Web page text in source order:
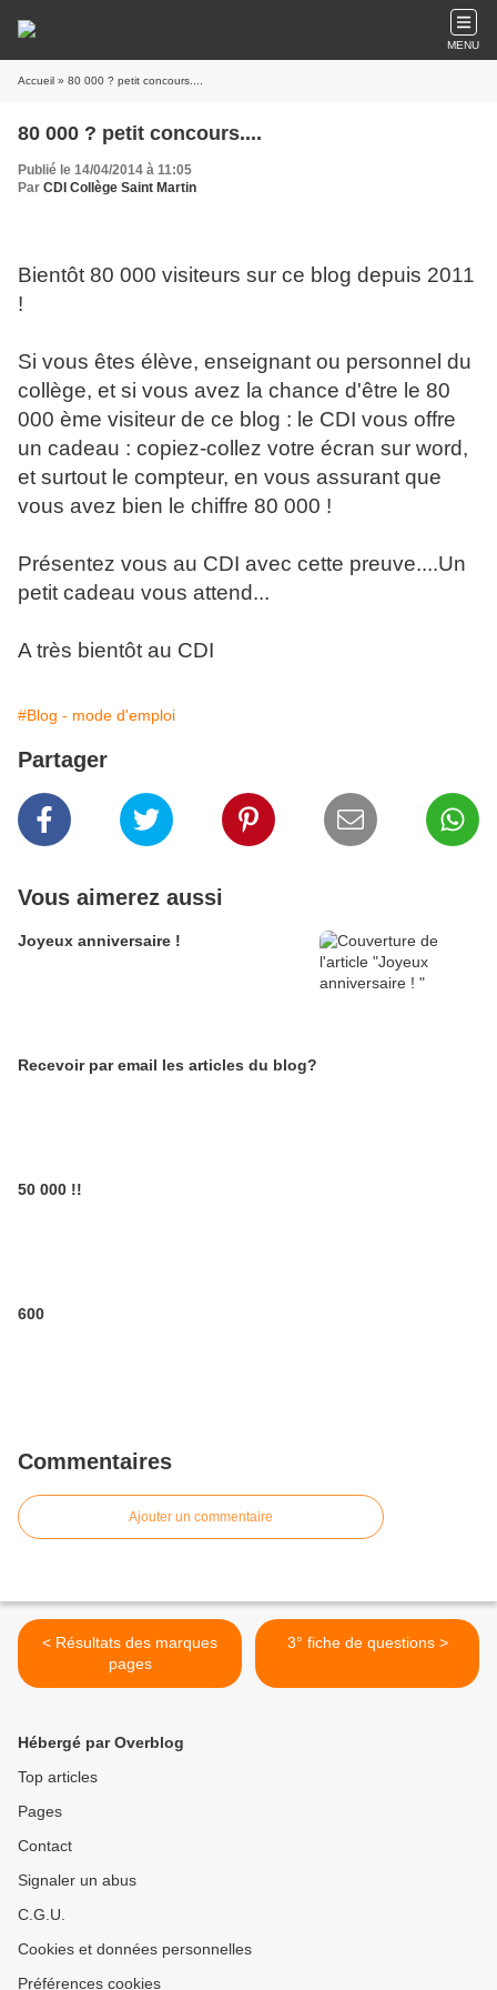
MENU
Accueil » 80 000 ? petit concours....
80 000 ? petit concours....
Publié le 14/04/2014 à 11:05
Par CDI Collège Saint Martin
Bientôt 80 000 visiteurs sur ce blog depuis 2011
!
Si vous êtes élève, enseignant ou personnel du
collège, et si vous avez la chance d'être le 80
000 ème visiteur de ce blog : le CDI vous offre
un cadeau : copiez-collez votre écran sur word,
et surtout le compteur, en vous assurant que
vous avez bien le chiffre 80 000 !
Présentez vous au CDI avec cette preuve....Un
petit cadeau vous attend...
A très bientôt au CDI
#Blog - mode d'emploi
Partager
Vous aimerez aussi
Joyeux anniversaire !
Recevoir par email les articles du blog?
50 000 !!
600
Commentaires
Ajouter un commentaire
< Résultats des marques
pages
3° fiche de questions >
Hébergé par Overblog
Top articles
Pages
Contact
Signaler un abus
C.G.U.
Cookies et données personnelles
Préférences cookies